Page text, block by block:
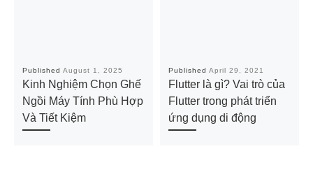
Published August 1, 2025
Kinh Nghiệm Chọn Ghế
Ngồi Máy Tính Phù Hợp
Và Tiết Kiệm
Published April 29, 2021
Flutter là gì? Vai trò của
Flutter trong phát triển
ứng dụng di động